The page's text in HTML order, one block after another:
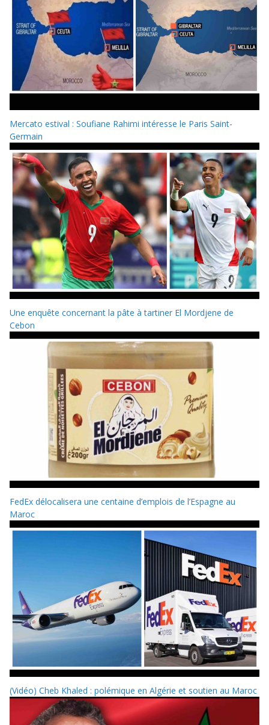
Mercato estival : Soufiane Rahimi intéresse le Paris Saint-
Germain
Une enquête concernant la pâte à tartiner El Mordjene de
Cebon
FedEx délocalisera une centaine d’emplois de l’Espagne au
Maroc
(Vidéo) Cheb Khaled : polémique en Algérie et soutien au Maroc